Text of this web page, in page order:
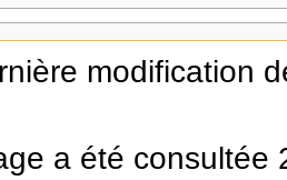
modification
a été consultée